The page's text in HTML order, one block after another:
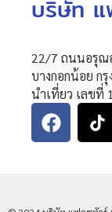
บริษัท แ
22/7 ถนนอรุณ
บางกอกน้อย ก
นำเที่ยว เลขที่